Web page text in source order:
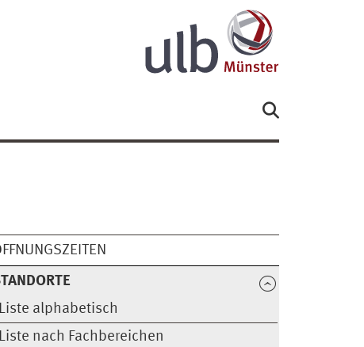
Liste alphabetisch
Liste nach Fachbereichen